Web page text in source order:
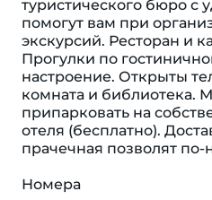
туристического бюро с
помогут вам при
экскурсий. Ресторан и
Прогулки по
настроение. Открыты
комната и библиотека.
припарковать на
отеля (бесплатно).
прачечная позволят по-
Номера